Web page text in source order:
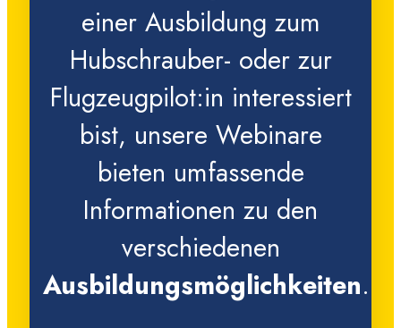
einer Ausbildung zum
Hubschrauber- oder zur
Flugzeugpilot:in interessiert
bist, unsere Webinare
bieten umfassende
Informationen zu den
verschiedenen
Ausbildungsmöglichkeiten.